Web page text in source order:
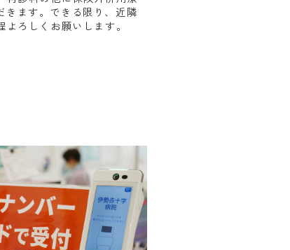
ます。できる限り、近隣
ろしくお願いします。